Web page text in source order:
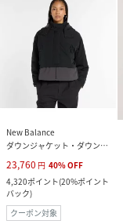
New Balance
ダウンジャケット・ダウンベスト
23,760 円 40%OFF
4,320ポイント(20%ポイント
バック)
クーポン対象